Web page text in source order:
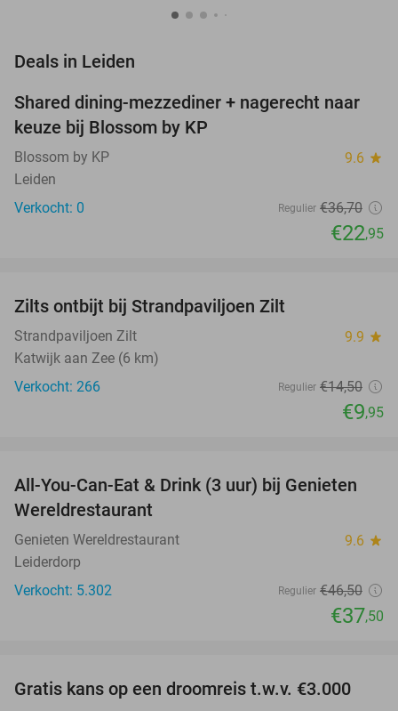
Deals in Leiden
37%
TODAY
Shared dining-mezzediner + nagerecht naar
keuze bij Blossom by KP
Blossom by KP 9.6 star
Leiden
Verkocht: 0
Regulier €36,70
€22,95
Zilts ontbijt bij Strandpaviljoen Zilt
Strandpaviljoen Zilt 9.9 star
Katwijk aan Zee (6 km)
Verkocht: 266
Regulier €14,50
€9,95
19%
All-You-Can-Eat & Drink (3 uur) bij Genieten
Wereldrestaurant
Genieten Wereldrestaurant 9.6 star
Leiderdorp
Verkocht: 5.302
Regulier €46,50
€37,50
Gratis kans op een droomreis t.w.v. €3.000